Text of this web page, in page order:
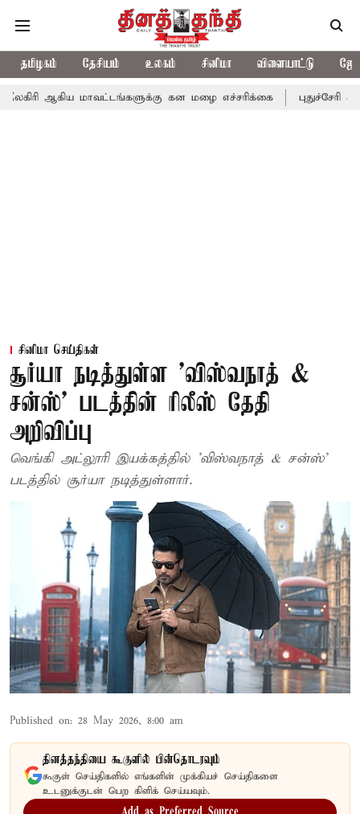
தமிழகம் தேசியம் உலகம் சினிமா விளையாட்டு
மாவட்டங்களுக்கு கன மழை எச்சரிக்கை புதுச்சேரி
சினிமா செய்திகள்
சூர்யா நடித்துள்ள 'விஸ்வநாத் &
சன்ஸ்' படத்தின் ரிலீஸ் தேதி
அறிவிப்பு
வெங்கி அட்லூரி இயக்கத்தில் 'விஸ்வநாத் & சன்ஸ்'
படத்தில் சூர்யா நடித்துள்ளார்.
Published on: 28 May 2026, 8:00 am
தினத்தந்தியை கூகுளில் பின்தொடரவும்
கூகுள் செய்திகளில் எங்களின் முக்கியச் செய்திகளை
உடனுக்குடன் பெற கிளிக் செய்யவும்.